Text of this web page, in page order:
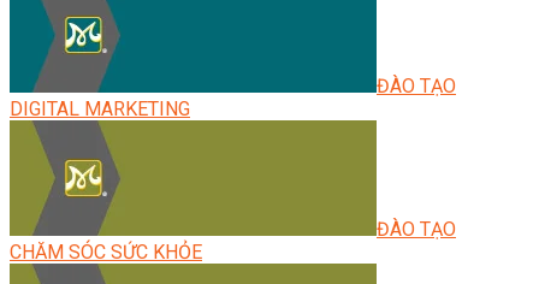
ĐÀO TẠO
DIGITAL MARKETING
ĐÀO TẠO
CHĂM SÓC SỨC KHỎE